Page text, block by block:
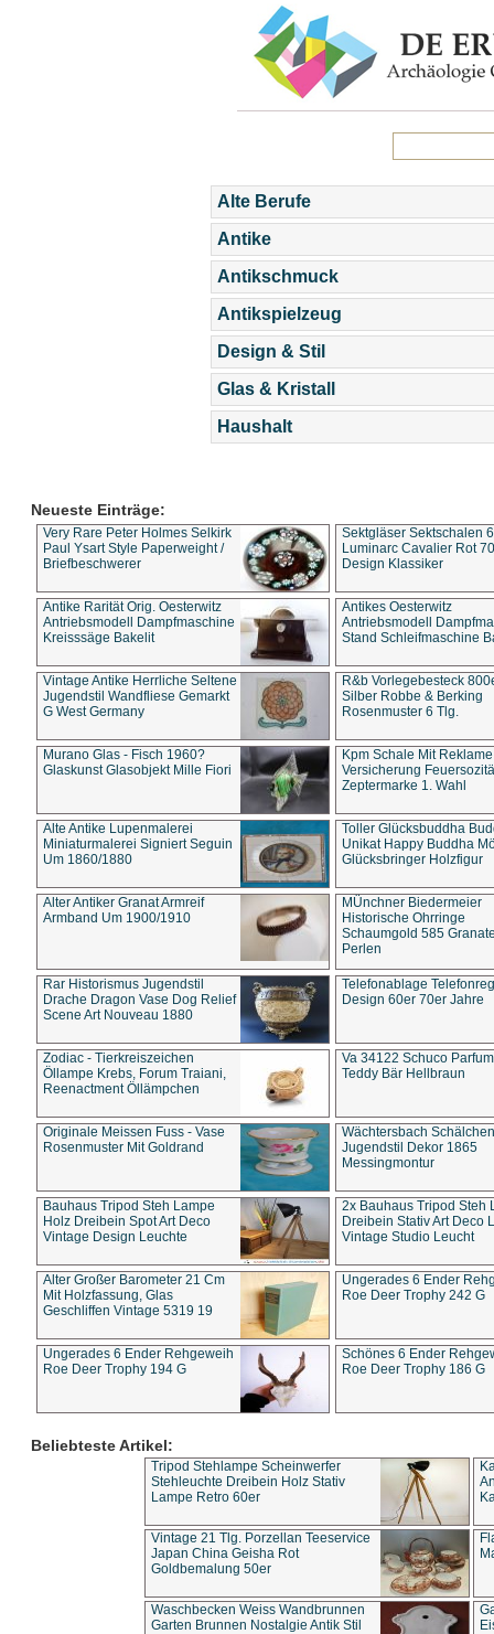
Alte Berufe
Antike
Antikschmuck
Antikspielzeug
Design & Stil
Glas & Kristall
Haushalt
Neueste Einträge:
Very Rare Peter Holmes Selkirk
Paul Ysart Style Paperweight /
Briefbeschwerer
Sektgläser Sektschalen
Luminarc Cavalier Rot
Design Klassiker
Antike Rarität Orig. Oesterwitz
Antriebsmodell Dampfmaschine
Kreisssäge Bakelit
Antikes Oesterwitz
Antriebsmodell
Stand Schleifmaschine
Vintage Antike Herrliche Seltene
Jugendstil Wandfliese Gemarkt
G West Germany
R&b Vorlegebesteck
Silber Robbe & Berking
Rosenmuster 6 Tlg.
Murano Glas - Fisch 1960?
Glaskunst Glasobjekt Mille Fiori
Kpm Schale Mit Reklame
Versicherung
Zeptermarke 1. Wahl
Alte Antike Lupenmalerei
Miniaturmalerei Signiert Seguin
Um 1860/1880
Toller Glücksbuddha
Unikat Happy Buddha
Glücksbringer Holzfigur
Alter Antiker Granat Armreif
Armband Um 1900/1910
MÜnchner Biedermeier
Historische Ohrringe
Schaumgold 585
Perlen
Rar Historismus Jugendstil
Drache Dragon Vase Dog Relief
Scene Art Nouveau 1880
Telefonablage
Design 60er 70er Jahre
Zodiac - Tierkreiszeichen
Öllampe Krebs, Forum Traiani,
Reenactment Öllämpchen
Va 34122 Schuco
Teddy Bär Hellbraun
Originale Meissen Fuss - Vase
Rosenmuster Mit Goldrand
Wächtersbach Schälchen
Jugendstil Dekor 1865
Messingmontur
Bauhaus Tripod Steh Lampe
Holz Dreibein Spot Art Deco
Vintage Design Leuchte
2x Bauhaus Tripod Steh
Dreibein Stativ Art Deco
Vintage Studio Leucht
Alter Großer Barometer 21 Cm
Mit Holzfassung, Glas
Geschliffen Vintage 5319 19
Ungerades 6 Ender
Roe Deer Trophy 242 G
Ungerades 6 Ender Rehgeweih
Roe Deer Trophy 194 G
Schönes 6 Ender
Roe Deer Trophy 186 G
Beliebteste Artikel:
Tripod Stehlampe Scheinwerfer
Stehleuchte Dreibein Holz Stativ
Lampe Retro 60er
Vintage 21 Tlg. Porzellan Teeservice
Japan China Geisha Rot
Goldbemalung 50er
Waschbecken Weiss Wandbrunnen
Garten Brunnen Nostalgie Antik Stil